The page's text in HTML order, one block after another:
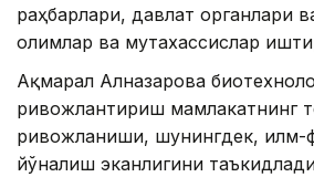
раҳбарлари, давлат органлари
олимлар ва мутахассислар
Ақмарал Алназарова
ривожлантириш мамлакатнинг
ривожланиши, шунингдек, илм-
йўналиш эканлигини